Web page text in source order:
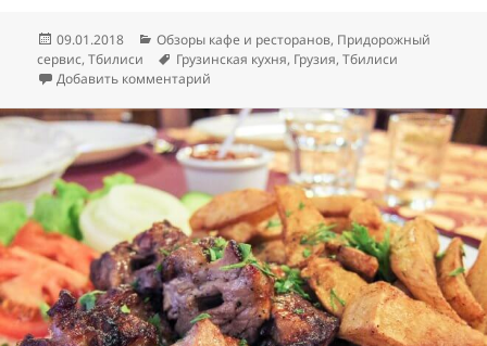
Опубликовано
09.01.2018 Рубрики
Обзоры кафе и ресторанов, Придорожный
сервис,Тбилиси Метки
Грузинская кухня, Грузия,Тбилиси
Добавить комментарий